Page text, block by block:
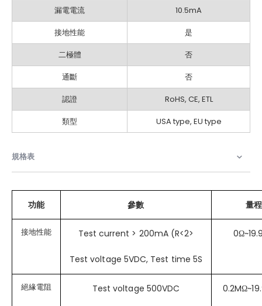
漏電電流
10.5mA
接地性能
是
二極體
否
通斷
否
認證
RoHS, CE, ETL
類型
USA type, EU type
規格表
功能 參數 量程
接地性能 Test current > 200mA (R<2>
Test voltage 5VDC, Test time 5S
絕緣電阻 Test voltage 500VDC